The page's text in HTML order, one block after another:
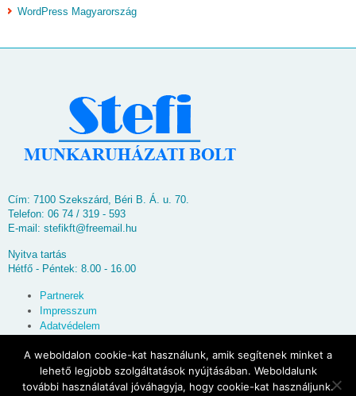
WordPress Magyarország
Cím: 7100 Szekszárd, Béri B. Á. u. 70.
Telefon: 06 74 / 319 - 593
E-mail: stefikft@freemail.hu
Nyitva tartás
Hétfő - Péntek: 8.00 - 16.00
Partnerek
Impresszum
Adatvédelem
© 2026Stefi Munkaruházati Bolt
A weboldalon cookie-kat használunk, amik segítenek minket a
lehető legjobb szolgáltatások nyújtásában. Weboldalunk
további használatával jóváhagyja, hogy cookie-kat használjunk.